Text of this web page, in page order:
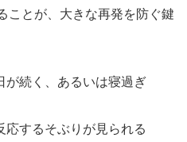
ことが、大きな再発を防ぐ鍵
が続く、あるいは寝過ぎ
応するそぶりが見られる